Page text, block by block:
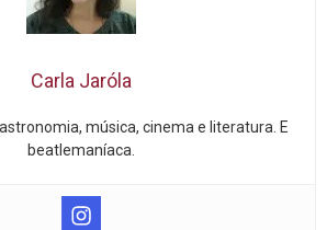
Carla Jaróla
música, cinema e literatura. E
beatlemaníaca.